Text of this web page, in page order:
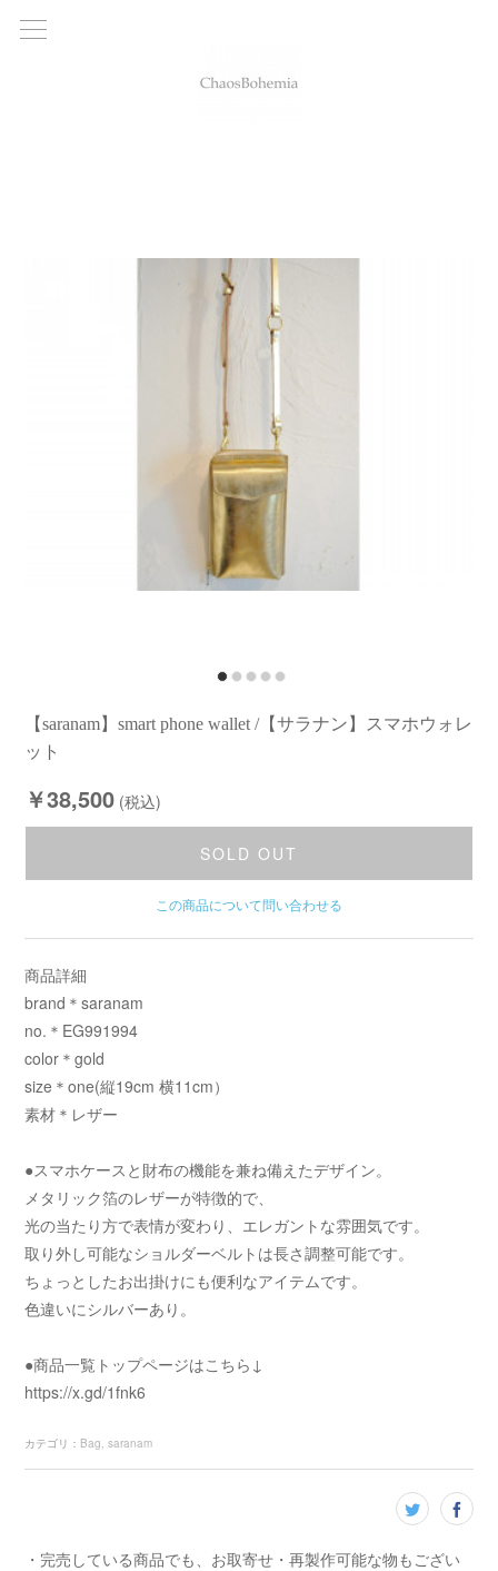
【saranam】smart phone wallet /【サラナン】スマホウォレ
ット
￥38,500 (税込)
SOLD OUT
この商品について問い合わせる
商品詳細
brand＊saranam
no.＊EG991994
color＊gold
size＊one(縦19cm 横11cm）
素材＊レザー
●スマホケースと財布の機能を兼ね備えたデザイン。
メタリック箔のレザーが特徴的で、
光の当たり方で表情が変わり、エレガントな雰囲気です。
取り外し可能なショルダーベルトは長さ調整可能です。
ちょっとしたお出掛けにも便利なアイテムです。
色違いにシルバーあり。
●商品一覧トップページはこちら↓
https://x.gd/1fnk6
カテゴリ ： Bag saranam
・完売している商品でも、お取寄せ・再製作可能な物もござい